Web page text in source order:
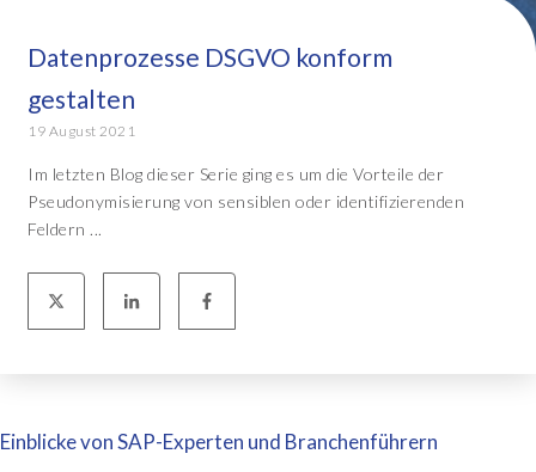
Datenprozesse DSGVO konform
gestalten
19 August 2021
Im letzten Blog dieser Serie ging es um die Vorteile der
Pseudonymisierung von sensiblen oder identifizierenden
Feldern ...
Einblicke von SAP-Experten und Branchenführern